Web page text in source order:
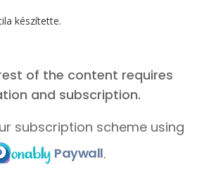
készítette.